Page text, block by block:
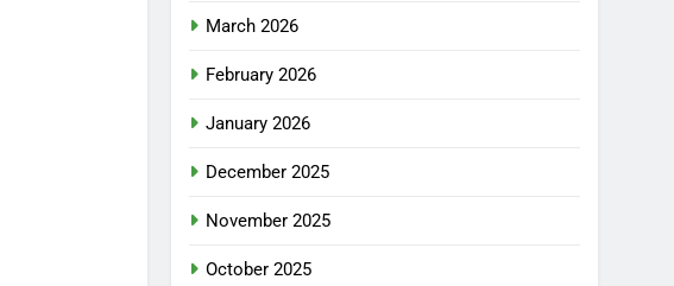
March 2026
February 2026
January 2026
December 2025
November 2025
October 2025